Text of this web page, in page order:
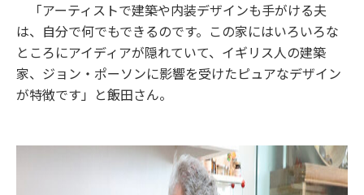
「アーティストで建築や内装デザインも手がける夫
は、自分で何でもできるのです。この家にはいろいろな
ところにアイディアが隠れていて、イギリス人の建築
家、ジョン・ポーソンに影響を受けたピュアなデザイン
が特徴です」と飯田さん。